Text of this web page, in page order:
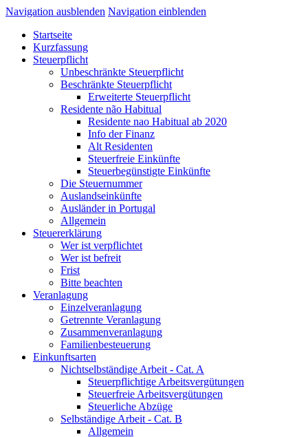
Navigation ausblenden Navigation einblenden
Startseite
Kurzfassung
Steuerpflicht
Unbeschränkte Steuerpflicht
Beschränkte Steuerpflicht
Erweiterte Steuerpflicht
Residente não Habitual
Residente nao Habitual ab 2020
Info der Finanz
Alt Residenten
Steuerfreie Einkünfte
Steuerbegünstigte Einkünfte
Die Steuernummer
Auslandseinkünfte
Ausländer in Portugal
Allgemein
Steuererklärung
Wer ist verpflichtet
Wer ist befreit
Frist
Bitte beachten
Veranlagung
Einzelveranlagung
Getrennte Veranlagung
Zusammenveranlagung
Familienbesteuerung
Einkunftsarten
Nichtselbständige Arbeit - Cat. A
Steuerpflichtige Arbeitsvergütungen
Steuerfreie Arbeitsvergütungen
Steuerliche Abzüge
Selbständige Arbeit - Cat. B
Allgemein